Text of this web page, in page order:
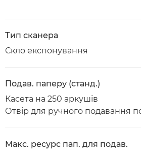
Тип сканера
Скло експонування
Подав. паперу (станд.)
Касета на 250 аркушів
Отвір для ручного подавання
Макс. ресурс пап. для подав.